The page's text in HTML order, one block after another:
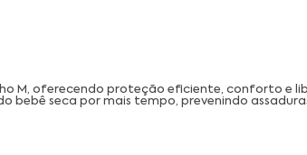
M, oferecendo proteção eficiente, conforto e
bebê seca por mais tempo, prevenindo